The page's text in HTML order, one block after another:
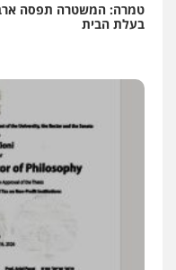
טמרה: המשטרה תפסה
בעלת הבית